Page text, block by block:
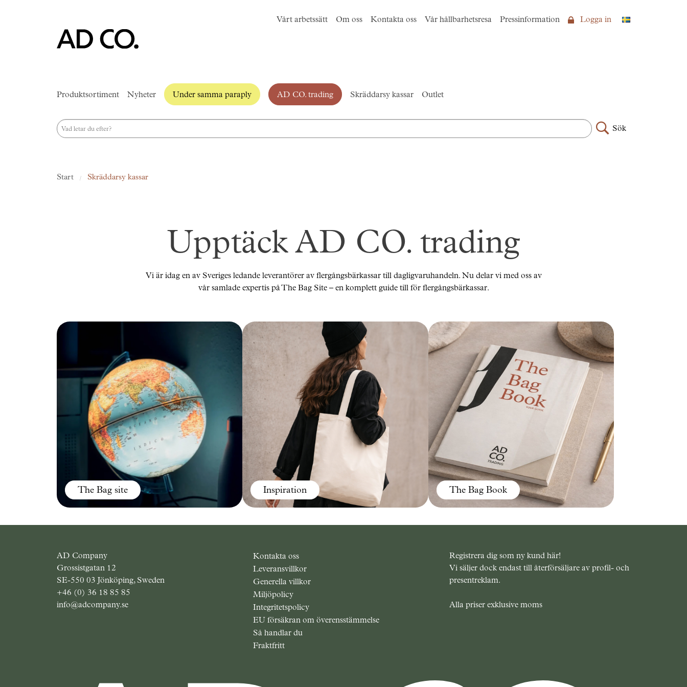
Vårt arbetssätt Om oss Kontakta oss Vår hållbarhetsresa Pressinformation Logga in
Produktsortiment Nyheter Under samma paraply AD CO. trading Skräddarsy kassar Outlet
Sök
Start Skräddarsy kassar
Upptäck AD CO. trading
Vi är idag en av Sveriges ledande leverantörer av flergångsbärkassar till dagligvaruhandeln. Nu delar vi med oss av
vår samlade expertis på The Bag Site – en komplett guide till för flergångsbärkassar.
The Bag site Inspiration The Bag Book
AD Company
Grossistgatan 12
SE-550 03 Jönköping, Sweden
+46 (0) 36 18 85 85
info@adcompany.se
Kontakta oss
Leveransvillkor
Generella villkor
Miljöpolicy
Integritetspolicy
EU försäkran om överensstämmelse
Så handlar du
Fraktfritt
Registrera dig som ny kund här!
Vi säljer dock endast till återförsäljare av profil- och
presentreklam.
Alla priser exklusive moms